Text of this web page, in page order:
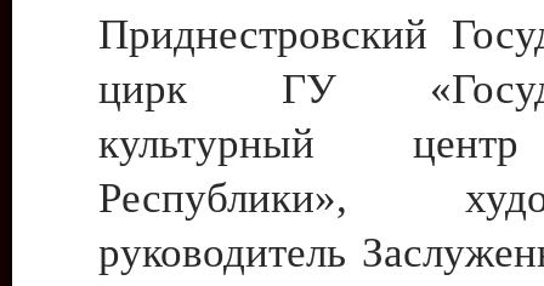
Приднестровский
цирк ГУ
культурный
Республики»,
руководитель